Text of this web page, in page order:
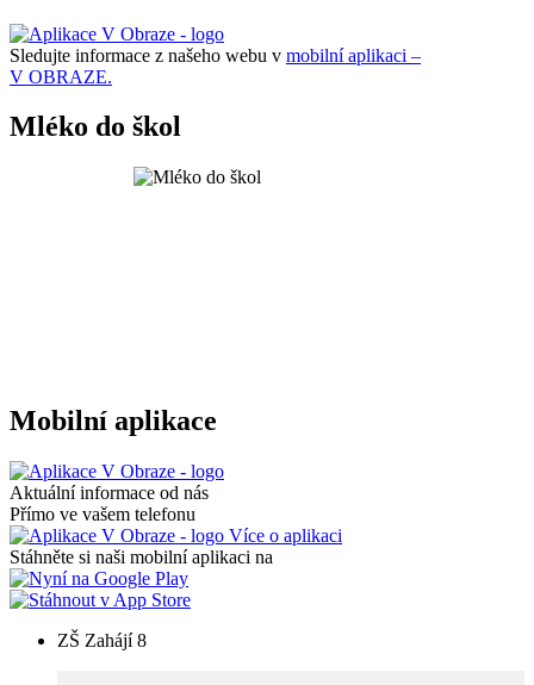
Sledujte informace z našeho webu v mobilní aplikaci –
V OBRAZE.
Mléko do škol
Mobilní aplikace
Aktuální informace od nás
Přímo ve vašem telefonu
Více o aplikaci
Stáhněte si naši mobilní aplikaci na
ZŠ Zahájí 8